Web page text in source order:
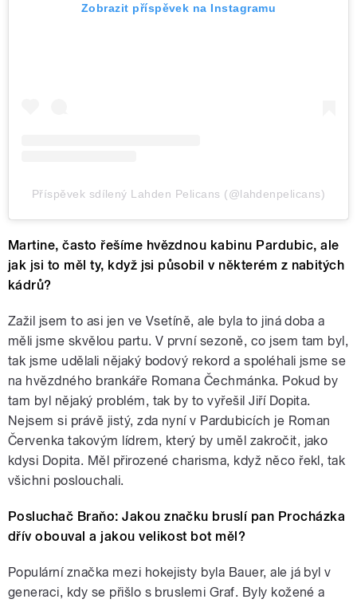
Zobrazit příspěvek na Instagramu
Příspěvek sdílený Lahden Pelicans (@lahdenpelicans)
Martine, často řešíme hvězdnou kabinu Pardubic, ale
jak jsi to měl ty, když jsi působil v některém z nabitých
kádrů?
Zažil jsem to asi jen ve Vsetíně, ale byla to jiná doba a
měli jsme skvělou partu. V první sezoně, co jsem tam byl,
tak jsme udělali nějaký bodový rekord a spoléhali jsme se
na hvězdného brankáře Romana Čechmánka. Pokud by
tam byl nějaký problém, tak by to vyřešil Jiří Dopita.
Nejsem si právě jistý, zda nyní v Pardubicích je Roman
Červenka takovým lídrem, který by uměl zakročit, jako
kdysi Dopita. Měl přirozené charisma, když něco řekl, tak
všichni poslouchali.
Posluchač Braňo: Jakou značku bruslí pan Procházka
dřív obouval a jakou velikost bot měl?
Populární značka mezi hokejisty byla Bauer, ale já byl v
generaci, kdy se přišlo s bruslemi Graf. Byly kožené a